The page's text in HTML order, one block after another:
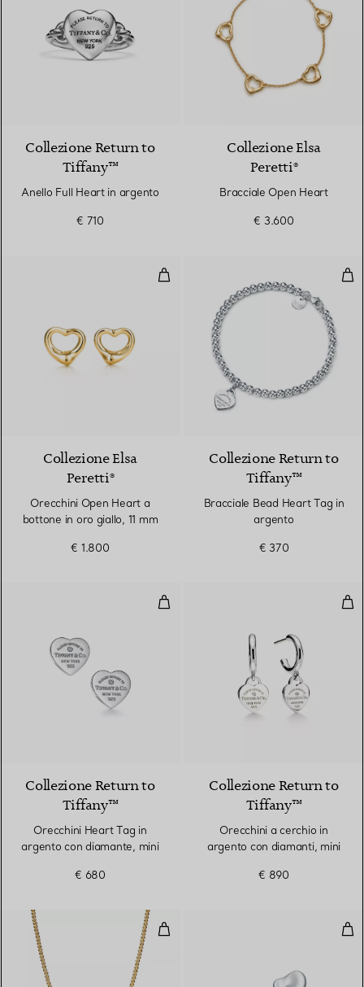
Collezione Return to
Tiffany™
Anello Full Heart in argento
€ 710
Collezione Elsa
Peretti®
Bracciale Open Heart
€ 3.600
Orecchini Open Heart a bottone
Collezione Elsa
Peretti®
Orecchini Open Heart a
bottone in oro giallo, 11 mm
€ 1.800
Collezione Return to
Tiffany™
Bracciale Bead Heart Tag in
argento
€ 370
Orecchini Heart Tag in argento
Collezione Return to
Tiffany™
Orecchini Heart Tag in
argento con diamante, mini
€ 680
Collezione Return to
Tiffany™
Orecchini a cerchio in
argento con diamanti, mini
€ 890
Collana Bead Heart Tag in oro